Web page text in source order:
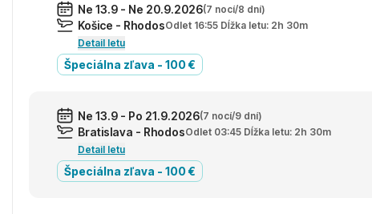
Ne 13.9 - Ne 20.9.2026(7 nocí/8 dní)
Košice - RhodosOdlet 16:55 Dĺžka letu: 2h 30m
Detail letu
Špeciálna zľava - 100 €
Ne 13.9 - Po 21.9.2026(7 nocí/9 dní)
Bratislava - RhodosOdlet 03:45 Dĺžka letu: 2h 30m
Detail letu
Špeciálna zľava - 100 €